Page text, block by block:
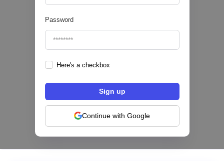
Password
Here's a checkbox
Continue with Google
Los bancos se están dividiendo en dos
categorías frente a la IA | Mambu
August6